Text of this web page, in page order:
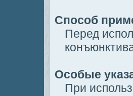
Способ
Перед
Особые
При